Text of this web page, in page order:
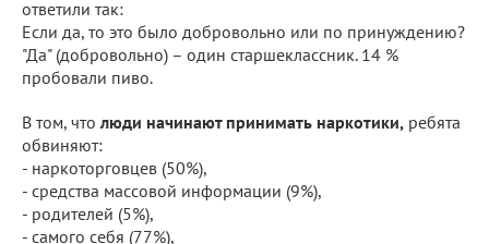
ответили так:
Если да, то это было добровольно или по принуждению?
"Да" (добровольно) – один старшеклассник. 14 %
пробовали пиво.
В том, что люди начинают принимать наркотики, ребята
обвиняют:
- наркоторговцев (50%),
- средства массовой информации (9%),
- родителей (5%),
- самого себя (77%),